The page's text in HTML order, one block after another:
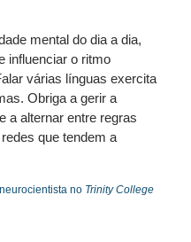
mental do dia a dia,
influenciar o ritmo
várias línguas exercita
Obriga a gerir a
a alternar entre regras
que tendem a
no Trinity College